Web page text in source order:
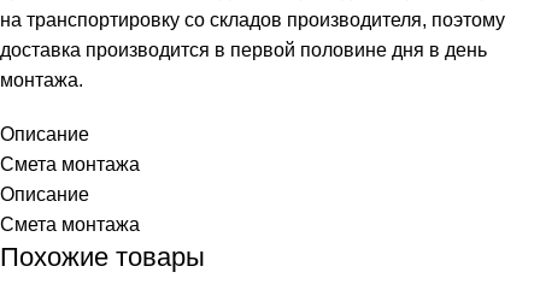
на транспортировку со складов производителя, поэтому
доставка производится в первой половине дня в день
монтажа.
Описание
Смета монтажа
Описание
Смета монтажа
Похожие товары